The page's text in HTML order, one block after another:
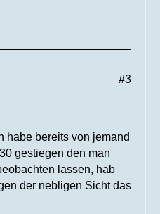
#3
habe bereits von jemand
gestiegen den man
lassen, hab
der nebligen Sicht das